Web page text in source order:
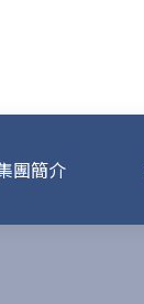
品
團簡介